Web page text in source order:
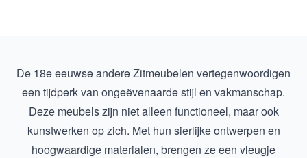
De 18e eeuwse andere Zitmeubelen vertegenwoordigen
een tijdperk van ongeëvenaarde stijl en vakmanschap.
Deze meubels zijn niet alleen functioneel, maar ook
kunstwerken op zich. Met hun sierlijke ontwerpen en
hoogwaardige materialen, brengen ze een vleugje